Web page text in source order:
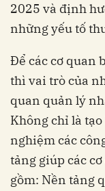
2025 và định
những yếu tố
Để các cơ quan
thì vai trò của
quan quản lý
Không chỉ là
nghiệm các
tảng giúp các
gồm: Nền tảng